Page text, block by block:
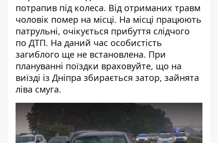
потрапив під колеса. Від отриманих травм
чоловік помер на місці. На місці працюють
патрульні, очікується прибуття слідчого
по ДТП. На даний час особистість
загиблого ще не встановлена. При
плануванні поїздки враховуйте, що на
виїзді із Дніпра збирається затор, зайнята
ліва смуга.